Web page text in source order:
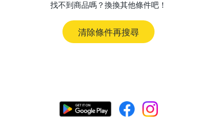
找不到商品嗎？換換其他條件吧！
清除條件再搜尋